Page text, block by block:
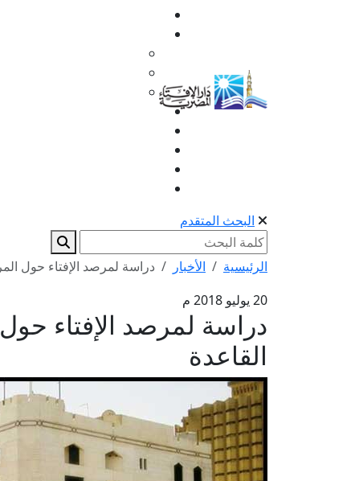
البحث المتقدم
الرئيسية الأخبار
دراسة لمرصد الإفتاء حول
20 يوليو 2018 م
دراسة لمرصد الإفتاء
القاعدة